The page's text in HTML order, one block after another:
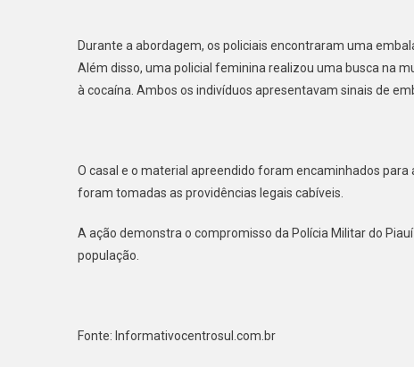
Durante a abordagem, os policiais encontraram uma
Além disso, uma policial feminina realizou uma busca na
à cocaína. Ambos os indivíduos apresentavam sinais de
O casal e o material apreendido foram encaminhados para
foram tomadas as providências legais cabíveis.
A ação demonstra o compromisso da Polícia Militar do
população.
Fonte: Informativocentrosul.com.br